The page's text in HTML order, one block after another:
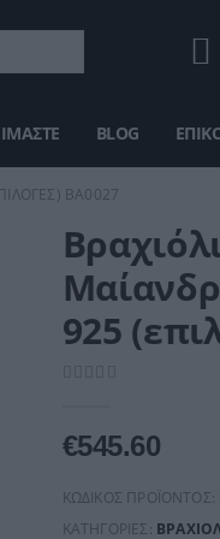
BLOG
ΒΑ0027
925
€545.60
ΚΩΔΙΚΌΣ ΠΡΟΪΌΝΤΟΣ:
ΚΑΤΗΓΟΡΊΕΣ: